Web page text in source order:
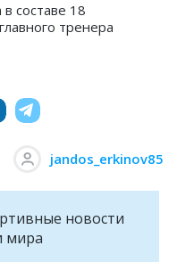
составе 18
тренера
jandos_erkinov85
новости
мира